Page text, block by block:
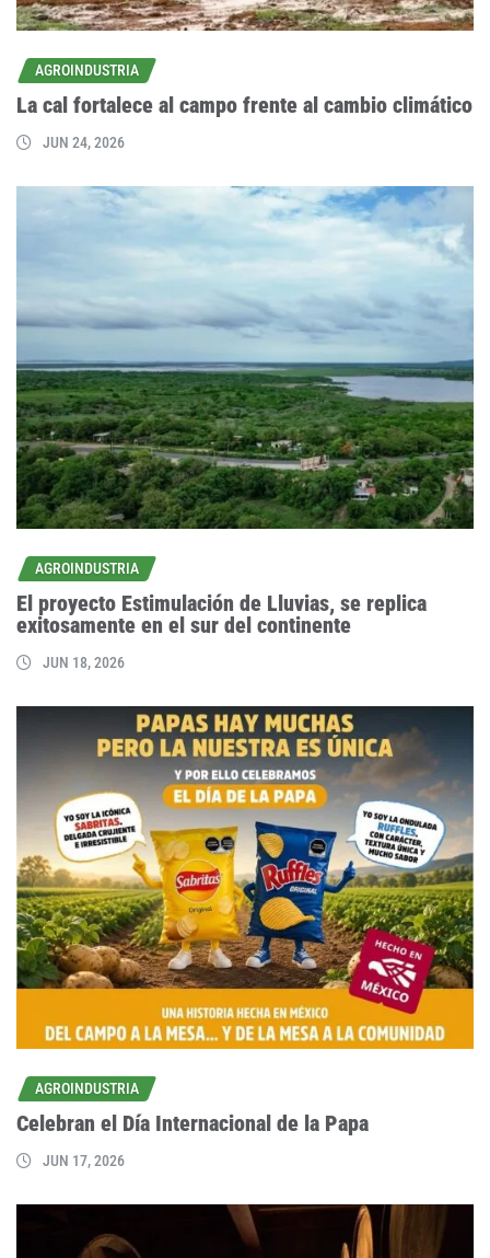
AGROINDUSTRIA
La cal fortalece al campo frente al cambio climático
JUN 24, 2026
AGROINDUSTRIA
El proyecto Estimulación de Lluvias, se replica
exitosamente en el sur del continente
JUN 18, 2026
AGROINDUSTRIA
Celebran el Día Internacional de la Papa
JUN 17, 2026